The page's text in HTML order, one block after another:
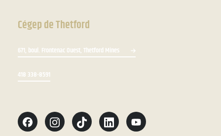
Cégep de Thetford
671, boul. Frontenac Ouest, Thetford Mines
418 338-8591